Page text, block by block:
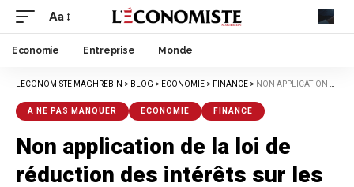
Aa
Economie Entreprise Monde
LECONOMISTE MAGHREBIN > BLOG > ECONOMIE > FINANCE > NON APPLICATION DE LA LOI DE RÉDUCTION DES INTÉRÊTS SUR LES CRÉDITS: LA PROPOSITION DE MOURAD HATTAB
A NE PAS MANQUER ECONOMIE FINANCE
Non application de la loi de
réduction des intérêts sur les